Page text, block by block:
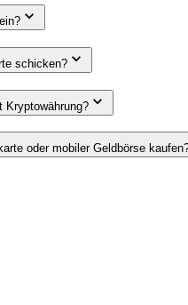
schicken?
Kryptowährung?
oder mobiler Geldbörse